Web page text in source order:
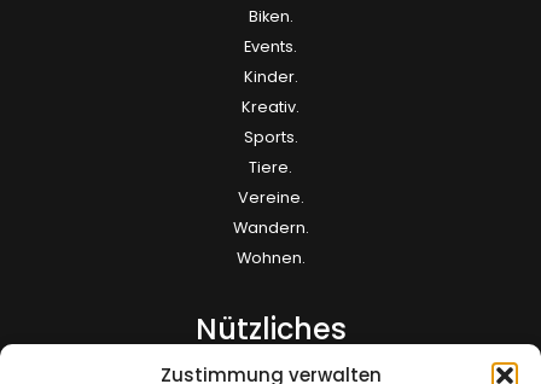
Zustimmung verwalten
Biken.
Events.
Kinder.
Kreativ.
Sports.
Tiere.
Vereine.
Wandern.
Wohnen.
Nützliches